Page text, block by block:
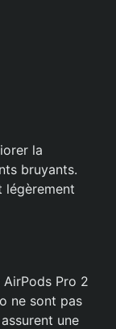
la
bruyants.
légèrement
Pro 2
ne sont pas
une